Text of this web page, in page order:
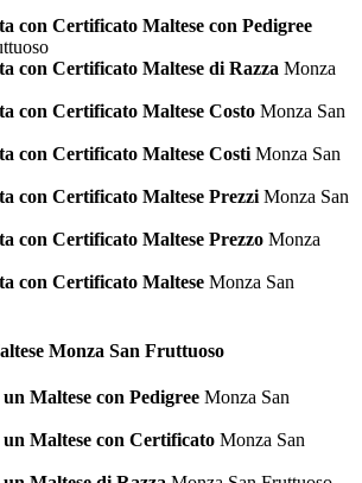
con Certificato Maltese con Pedigree
con Certificato Maltese di Razza Monza
con Certificato Maltese Costo Monza San
con Certificato Maltese CostiMonza San
con Certificato Maltese PrezziMonza San
con Certificato Maltese Prezzo Monza
con Certificato Maltese Monza San
Monza San Fruttuoso
Maltese con Pedigree Monza San
Maltese con Certificato Monza San